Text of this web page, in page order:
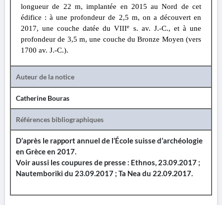
longueur de 22 m, implantée en 2015 au Nord de cet
édifice : à une profondeur de 2,5 m, on a découvert en
2017, une couche datée du VIIIe
s. av. J.-C., et à une
profondeur de 3,5 m, une couche du Bronze Moyen (vers
1700 av. J.-C.).
Auteur de la notice
Catherine Bouras
Références bibliographiques
D’après le rapport annuel de l’École suisse d’archéologie
en Grèce en 2017.
Voir aussi les coupures de presse : Ethnos, 23.09.2017 ;
Nautemboriki du 23.09.2017 ; Ta Nea du 22.09.2017.